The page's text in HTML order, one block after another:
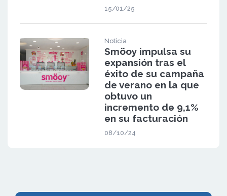
15/01/25
Noticia
Smöoy impulsa su
expansión tras el
éxito de su campaña
de verano en la que
obtuvo un
incremento de 9,1%
en su facturación
08/10/24